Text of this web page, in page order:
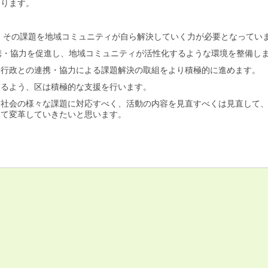
ます。
の課題を地域コミュニティが自ら解決していく力が必要となってい
協力を促進し、地域コミュニティが活性化するような環境を整備し
との連携・協力による課題解決の取組をより積極的に進めます。
う、区は積極的な支援を行います。
会の様々な課題に対応すべく、活動の内容を見直すべくは見直し
変革していきたいと思います。